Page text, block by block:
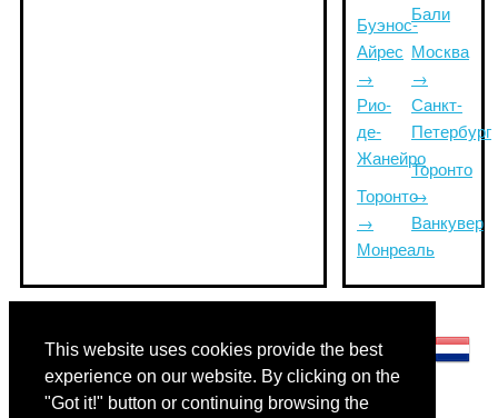
This website uses cookies provide the best
experience on our website. By clicking on the
"Got it!" button or continuing browsing the
Буэнос-
Айрес
→
Рио-
де-
Жанейро
Торонто
→
Монреаль
Бали
Москва
→
Санкт-
Петербург
Торонто
→
Ванкувер